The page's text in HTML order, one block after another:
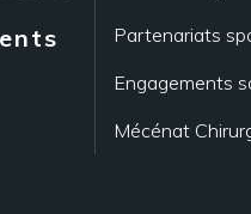
Partenariats
Engagements
Mécénat